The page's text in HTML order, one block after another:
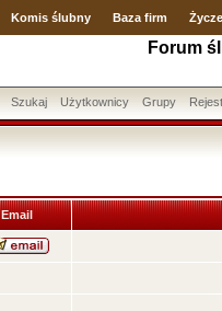
Komis ślubny Baza firm
Forum
Szukaj Użytkownicy Grupy
Email